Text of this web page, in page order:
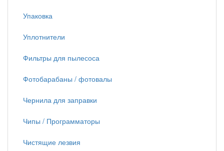
Упаковка
Уплотнители
Фильтры для пылесоса
Фотобарабаны / фотовалы
Чернила для заправки
Чипы / Программаторы
Чистящие лезвия